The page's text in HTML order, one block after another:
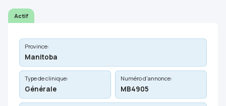
Actif
Province:
Manitoba
Type de clinique:
Générale
Numéro d'annonce:
MB4905